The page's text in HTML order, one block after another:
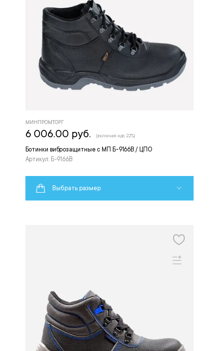
Ботинки виброзащитные с МП Б-9166В / ЦПО
Артикул: Б-9166В
МИНПРОМТОРГ
6 006.00 руб. (включая ндс 22%)
Выбрать размер